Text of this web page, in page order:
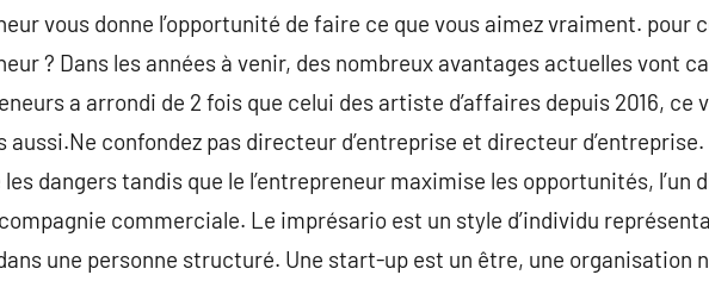
vous donne l’opportunité de faire ce que vous aimez vraiment. pour
? Dans les années à venir, des nombreux avantages actuelles vont
a arrondi de 2 fois que celui des artiste d’affaires depuis 2016,
aussi.Ne confondez pas directeur d’entreprise et directeur
dangers tandis que le l’entrepreneur maximise les opportunités, l’un
commerciale. Le imprésario est un style d’individu
une personne structuré. Une start-up est un être, une organisation